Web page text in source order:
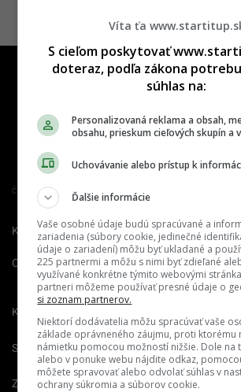
Člen združenia IAB Slovakia
Kontakt Inzercia
O nás Redakcia
Kariéra
Spravovať notifikácie
Zrušiť predplatné
Víta ťa
S cieľom poskytovať
doteraz, podľa zákona
súhlas na:
Personalizovaná reklama a obsah,
obsahu, prieskum cieľových skupín a
Uchovávanie alebo prístup k
Ďalšie informácie
Vaše osobné údaje budú spracúvané a
zariadenia (súbory cookie, jedinečné
údaje o zariadení) môžu byť ukladané a
225 partnermi a môžu s nimi byť zdieľané
využívané konkrétne týmito webovými
partneri môžeme používať presné údaje o
si zoznam partnerov.
Niektorí dodávatelia môžu spracúvať vaše
základe oprávneného záujmu, proti ktorému
námietku pomocou možností nižšie. Dole na
alebo v ponuke webu nájdite odkaz,
môžete spravovať alebo odvolať súhlas v
ochrany súkromia a súborov cookie.